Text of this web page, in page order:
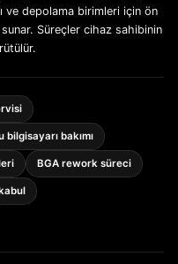
ve depolama birimleri için ön
Süreçler cihaz sahibinin
bilgisayarı bakımı
BGA rework süreci